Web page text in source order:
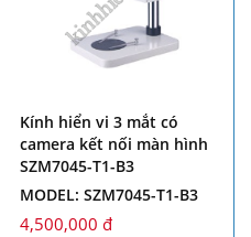
Kính hiển vi 3 mắt có
camera kết nối màn hình
SZM7045-T1-B3
MODEL: SZM7045-T1-B3
4,500,000 đ